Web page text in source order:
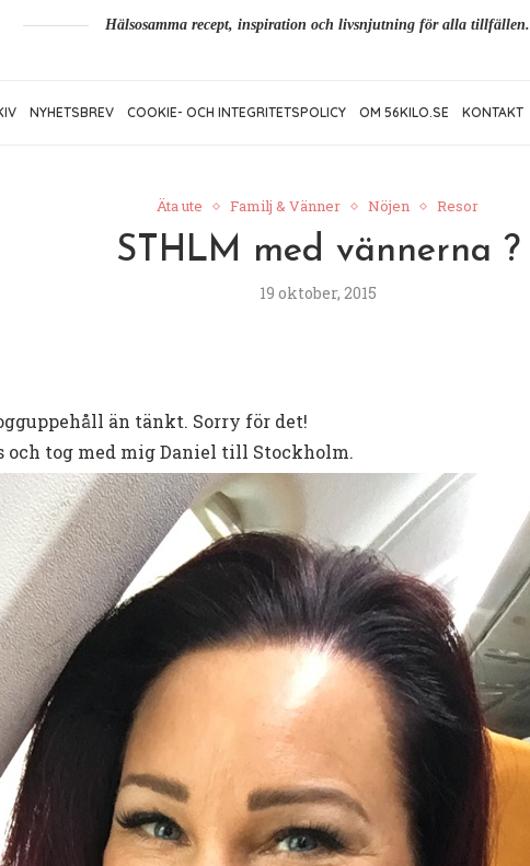
Hälsosamma recept, inspiration och livsnjutning för alla tillfällen.
NYHETSBREV COOKIE- OCH INTEGRITETSPOLICY OM 56KILO.SE KONTAKT
Äta ute Familj & Vänner Nöjen Resor
STHLM med vännerna ?
19 oktober, 2015
än tänkt. Sorry för det!
och tog med mig Daniel till Stockholm.